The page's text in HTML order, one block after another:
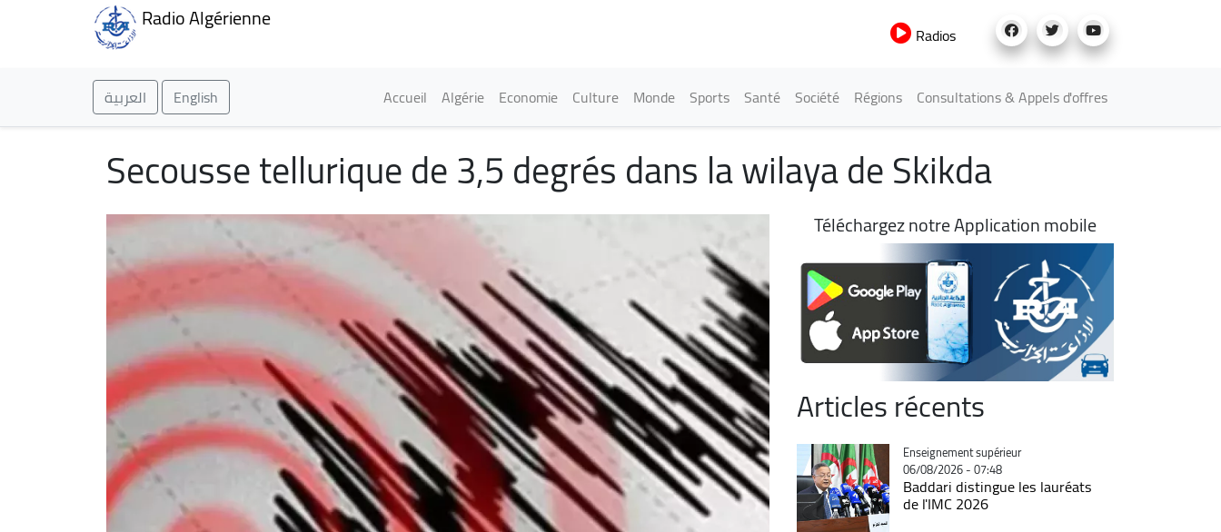
Radio Algérienne
Radios
العربية English Main navigation
Accueil Algérie Economie Culture Monde Sports Santé Société Régions Consultations & Appels d'offres
Secousse tellurique de 3,5 degrés dans la wilaya de Skikda
Téléchargez notre Application mobile
Articles récents
Catégorie
Enseignement supérieur
06/08/2026 - 07:48
Baddari distingue les lauréats
de l'IMC 2026